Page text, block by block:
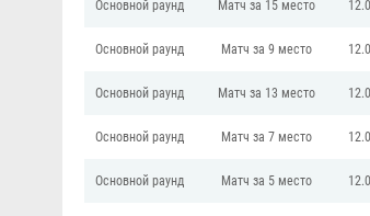
Основной раунд Матч за 15 место
Основной раунд Матч за 9 место
Основной раунд Матч за 13 место
Основной раунд Матч за 7 место
Основной раунд Матч за 5 место